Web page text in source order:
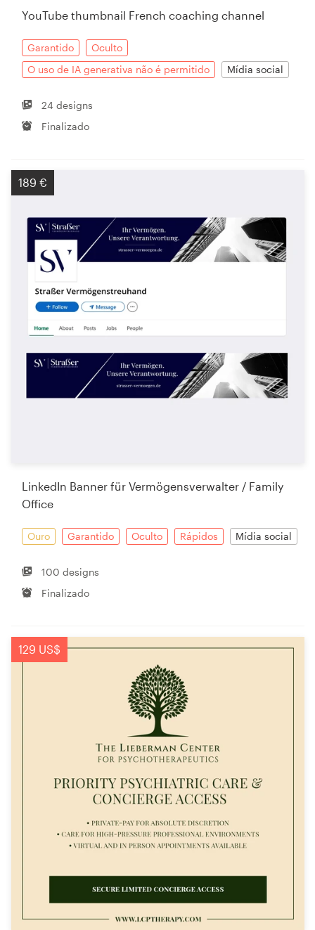
YouTube thumbnail French coaching channel
Garantido
Oculto
O uso de IA generativa não é permitido
Mídia social
24 designs
Finalizado
189 €
LinkedIn Banner für Vermögensverwalter / Family
Office
Ouro Garantido Oculto Rápidos Mídia social
100 designs
Finalizado
129 US$